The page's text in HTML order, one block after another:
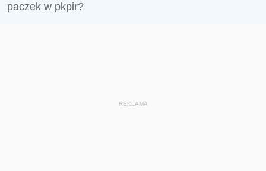
paczek w pkpir?
REKLAMA